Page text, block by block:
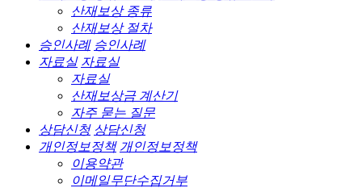
산재보상 종류
산재보상 절차
승인사례 승인사례
자료실 자료실
자료실
산재보상금 계산기
자주 묻는 질문
상담신청 상담신청
개인정보정책 개인정보정책
이용약관
이메일무단수집거부